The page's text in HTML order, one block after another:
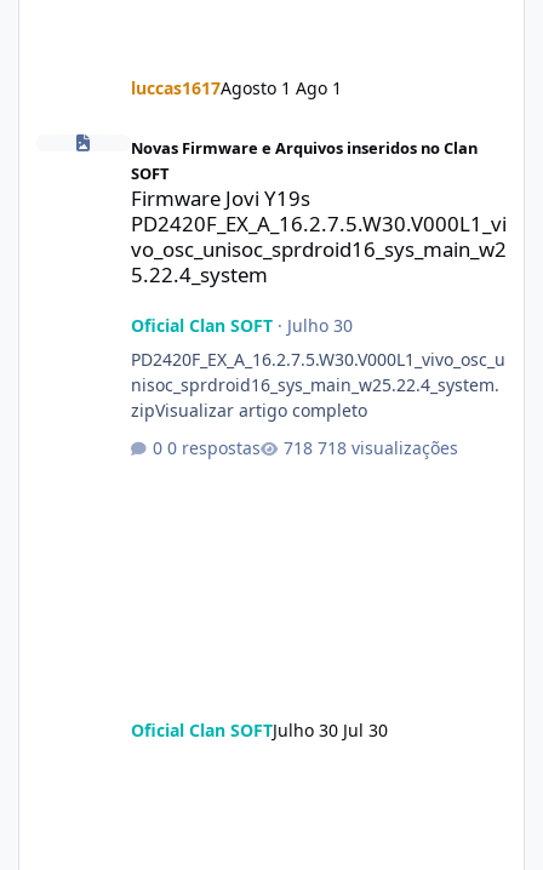
luccas1617Agosto 1 Ago 1
Novas Firmware e Arquivos inseridos no Clan
SOFT
Firmware Jovi Y19s
PD2420F_EX_A_16.2.7.5.W30.V000L1_vi
vo_osc_unisoc_sprdroid16_sys_main_w2
5.22.4_system
Oficial Clan SOFT· Julho 30
PD2420F_EX_A_16.2.7.5.W30.V000L1_vivo_osc_u
nisoc_sprdroid16_sys_main_w25.22.4_system.
zipVisualizar artigo completo
0 respostas
718 visualizações
Oficial Clan SOFTJulho 30 Jul 30